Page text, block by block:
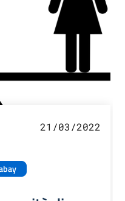
21/03/2022